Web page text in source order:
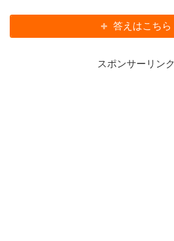
答えはこちら
スポンサーリンク